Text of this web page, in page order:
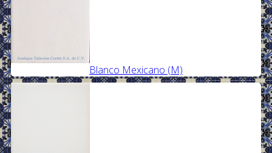
Blanco Mexicano (M)